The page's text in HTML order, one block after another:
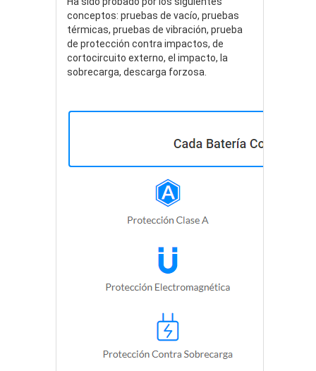
conceptos: pruebas de vacío, pruebas
térmicas, pruebas de vibración, prueba
de protección contra impactos, de
cortocircuito externo, el impacto, la
sobrecarga, descarga forzosa.